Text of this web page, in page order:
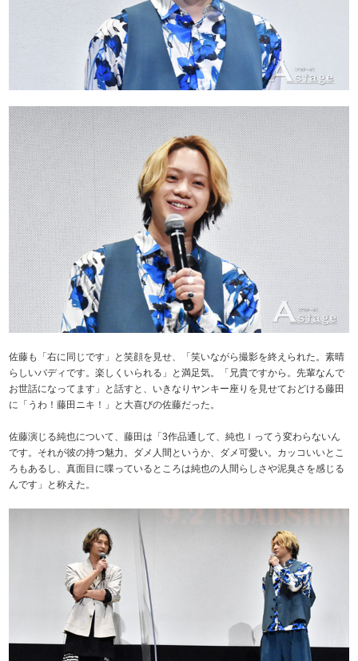
佐藤も「右に同じです」と笑顔を見せ、「笑いながら撮影を終えられた。素晴
らしいバディです。楽しくいられる」と満足気。「兄貴ですから。先輩なんで
お世話になってます」と話すと、いきなりヤンキー座りを見せておどける藤田
に「うわ！藤田ニキ！」と大喜びの佐藤だった。
佐藤演じる純也について、藤田は「3作品通して、純也ｌってう変わらないん
です。それが彼の持つ魅力。ダメ人間というか、ダメ可愛い。カッコいいとこ
ろもあるし、真面目に喋っているところは純也の人間らしさや泥臭さを感じる
んです」と称えた。